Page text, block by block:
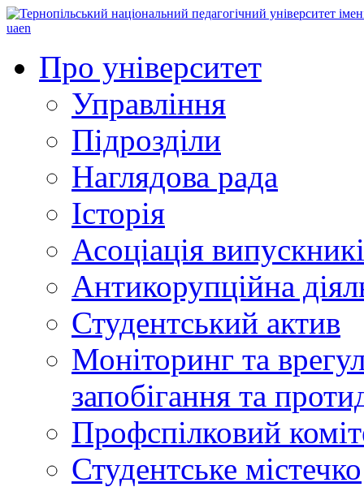
uaen
Про університет
Управління
Підрозділи
Наглядова рада
Історія
Асоціація
Антикорупційна
Студентський актив
Моніторинг та
запобігання та
Профспілковий
Студентське містечко